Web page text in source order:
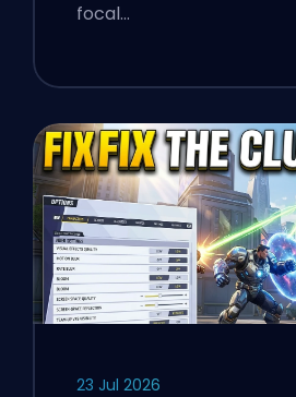
focal…
23 Jul 2026